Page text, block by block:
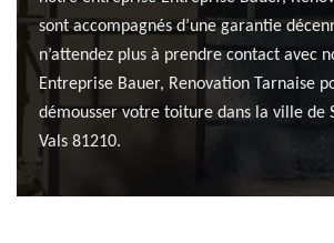
sont accompagnés d’une garantie
n’attendez plus à prendre contact avec
Entreprise Bauer, Renovation Tarnaise
démousser votre toiture dans la ville de
Vals 81210.